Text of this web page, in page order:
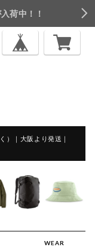
荷中！！
）｜大阪より発送｜
WEAR